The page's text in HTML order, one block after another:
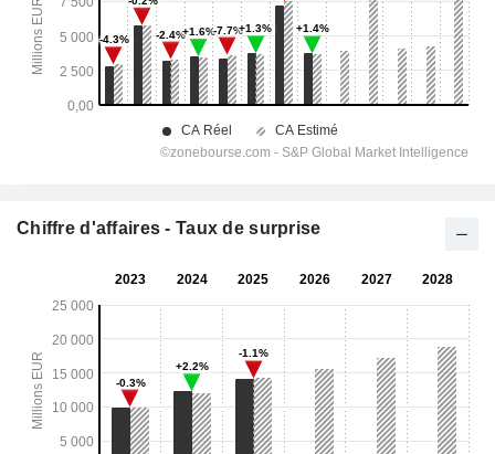
Chiffre d'affaires - Taux de surprise